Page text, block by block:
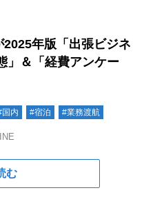
年版「出張ビジネ
」＆「経費アンケー
国内 #宿泊 #業務渡航
む